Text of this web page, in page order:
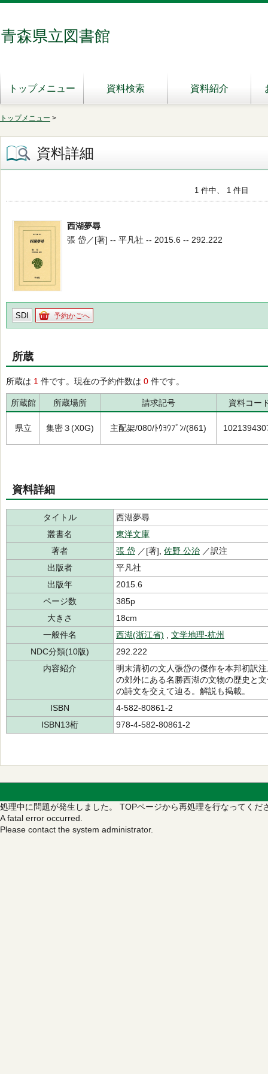
青森県立図書館
トップメニュー 資料検索 資料紹介
トップメニュー >
資料詳細
1 件中、 1 件目
西湖夢尋
張 岱／[著] -- 平凡社 -- 2015.6 -- 292.222
SDI 予約かごへ
所蔵
所蔵は 1 件です。現在の予約件数は 0 件です。
所蔵館 所蔵場所 請求記号 資料コー
県立 集密３(X0G) 主配架/080/ﾄｳﾖｳﾌﾞﾝ/(861)
資料詳細
タイトル
西湖夢尋
叢書名
東洋文庫
著者
張 岱 ／[著], 佐野 公治 ／訳注
出版者
平凡社
出版年
2015.6
ページ数
385p
大きさ
18cm
一般件名
西湖(浙江省)
文学地理-杭州
NDC分類(10版)
292.222
内容紹介
明末清初の文人張岱の傑作を本邦初訳
の郊外にある名勝西湖の文物の歴史と
の詩文を交えて辿る。解説も掲載。
ISBN
4-582-80861-2
ISBN13桁
978-4-582-80861-2
処理中に問題が発生しました。 TOPページから再処理を行なってくだ
A fatal error occurred.
Please contact the system administrator.